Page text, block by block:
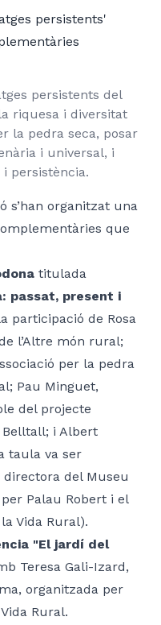
persistents'
persistents del
riquesa i diversitat
la pedra seca, posar
i universal, i
persistència.
s’han organitzat una
que
titulada
passat, present i
participació de Rosa
l’Altre món rural;
per la pedra
Pau Minguet,
del projecte
Belltall; i Albert
taula va ser
del Museu
Palau Robert i el
Vida Rural).
"El jardí del
Teresa Gali-Izard,
organitzada per
Rural.